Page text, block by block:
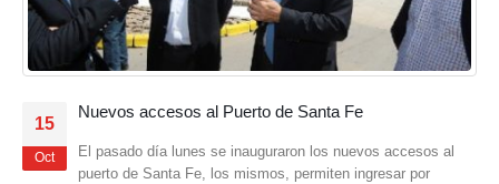
15
Oct
Nuevos accesos al Puerto de Santa Fe
El pasado día lunes se inauguraron los nuevos accesos al
puerto de Santa Fe, los mismos, permiten ingresar por